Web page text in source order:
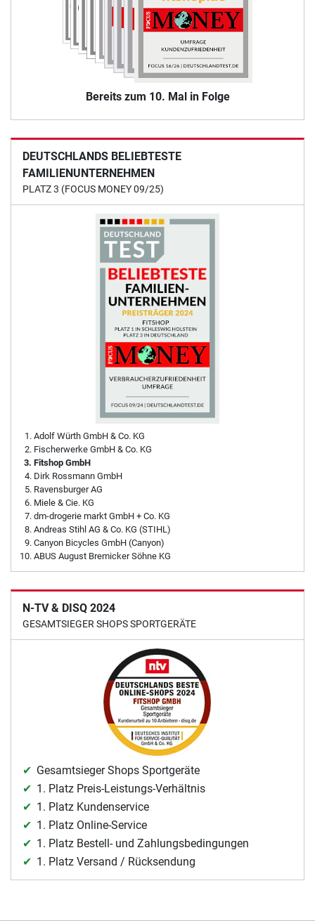
Bereits zum 10. Mal in Folge
DEUTSCHLANDS BELIEBTESTE
FAMILIENUNTERNEHMEN
PLATZ 3 (FOCUS MONEY 09/25)
Adolf Würth GmbH & Co. KG
Fischerwerke GmbH & Co. KG
Fitshop GmbH
Dirk Rossmann GmbH
Ravensburger AG
Miele & Cie. KG
dm-drogerie markt GmbH + Co. KG
Andreas Stihl AG & Co. KG (STIHL)
Canyon Bicycles GmbH (Canyon)
ABUS August Bremicker Söhne KG
N-TV & DISQ 2024
GESAMTSIEGER SHOPS SPORTGERÄTE
Gesamtsieger Shops Sportgeräte
1. Platz Preis-Leistungs-Verhältnis
1. Platz Kundenservice
1. Platz Online-Service
1. Platz Bestell- und Zahlungsbedingungen
1. Platz Versand / Rücksendung